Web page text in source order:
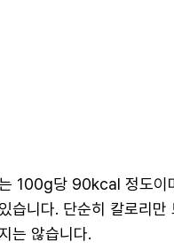
100g당 90kcal 정도이
니다. 단순히 칼로리만
는 않습니다.